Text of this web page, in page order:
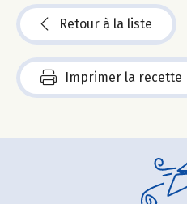
Retour à la liste
Imprimer la recette